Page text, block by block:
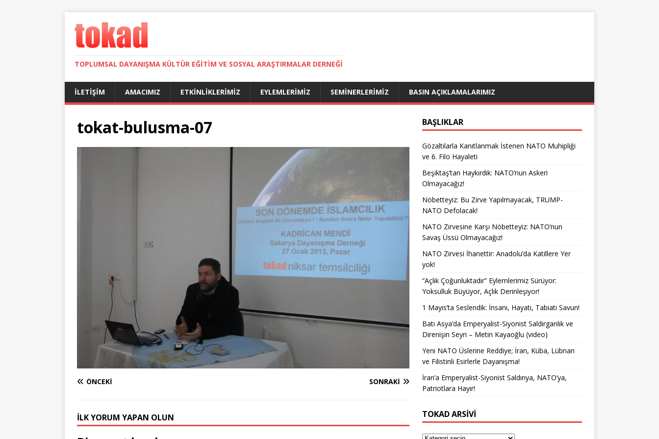
TOPLUMSAL DAYANIŞMA KÜLTÜR EĞITIM VE SOSYAL ARAŞTIRMALAR DERNEĞI
İLETIŞIM AMACIMIZ ETKINLIKLERIMIZ EYLEMLERIMIZ SEMINERLERIMIZ BASIN AÇIKLAMALARIMIZ
tokat-bulusma-07
ÖNCEKI SONRAKI
İLK YORUM YAPAN OLUN
BAŞLIKLAR
Gözaltılarla Kanıtlanmak İstenen NATO Muhipliği
ve 6. Filo Hayaleti
Beşiktaş’tan Haykırdık: NATO’nun Askeri
Olmayacağız!
Nöbetteyiz: Bu Zirve Yapılmayacak, TRUMP-
NATO Defolacak!
NATO Zirvesine Karşı Nöbetteyiz: NATO’nun
Savaş Üssü Olmayacağız!
NATO Zirvesi İhanettir: Anadolu’da Katillere Yer
yok!
“Açlık Çoğunluktadır” Eylemlerimiz Sürüyor:
Yoksulluk Büyüyor, Açlık Derinleşiyor!
1 Mayıs’ta Seslendik: İnsanı, Hayatı, Tabiatı Savun!
Batı Asya’da Emperyalist-Siyonist Saldırganlık ve
Direnişin Seyri – Metin Kayaoğlu (video)
Yeni NATO Üslerine Reddiye; İran, Küba, Lübnan
ve Filistinli Esirlerle Dayanışma!
İran’a Emperyalist-Siyonist Saldırıya, NATO’ya,
Patriotlara Hayır!
TOKAD ARSIVI